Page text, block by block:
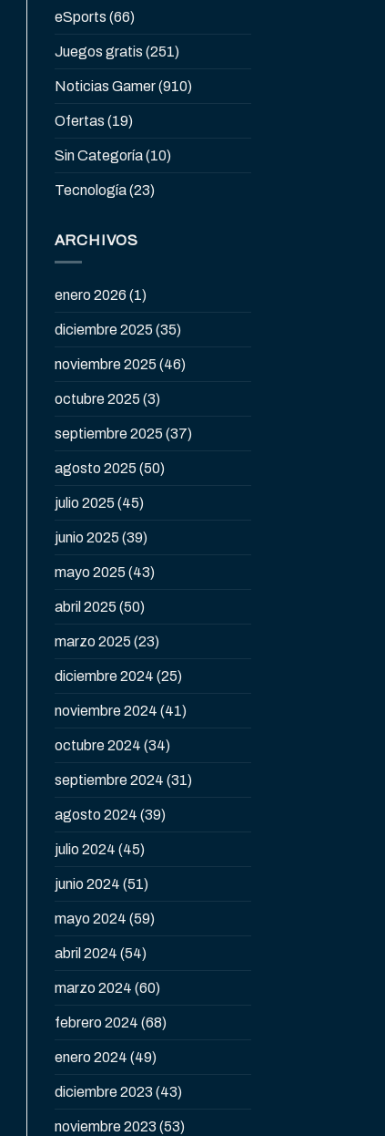
eSports (66)
Juegos gratis (251)
Noticias Gamer(910)
Ofertas (19)
Sin Categoría(10)
Tecnología(23)
ARCHIVOS
enero 2026 (1)
diciembre 2025 (35)
noviembre 2025 (46)
octubre 2025 (3)
septiembre 2025 (37)
agosto 2025 (50)
julio 2025 (45)
junio 2025 (39)
mayo 2025 (43)
abril 2025 (50)
marzo 2025 (23)
diciembre 2024 (25)
noviembre 2024 (41)
octubre 2024 (34)
septiembre 2024 (31)
agosto 2024 (39)
julio 2024 (45)
junio 2024 (51)
mayo 2024 (59)
abril 2024 (54)
marzo 2024 (60)
febrero 2024 (68)
enero 2024 (49)
diciembre 2023 (43)
noviembre 2023 (53)